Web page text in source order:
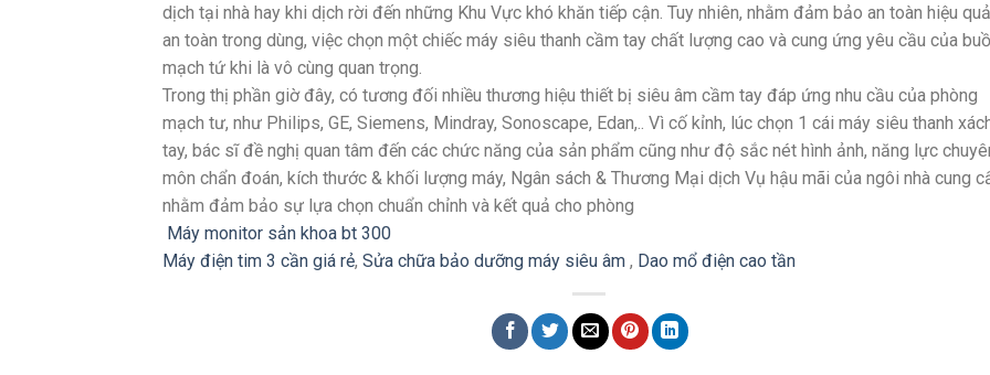
dịch tại nhà hay khi dịch rời đến những Khu Vực khó khăn tiếp cận. Tuy nhiên, nhằm đảm bảo an toàn hiệu
an toàn trong dùng, việc chọn một chiếc máy siêu thanh cầm tay chất lượng cao và cung ứng yêu cầu của
mạch tứ khi là vô cùng quan trọng.
Trong thị phần giờ đây, có tương đối nhiều thương hiệu thiết bị siêu âm cầm tay đáp ứng nhu cầu của phòng
mạch tư, như Philips, GE, Siemens, Mindray, Sonoscape, Edan,.. Vì cố kỉnh, lúc chọn 1 cái máy siêu thanh
tay, bác sĩ đề nghị quan tâm đến các chức năng của sản phẩm cũng như độ sắc nét hình ảnh, năng lực
môn chẩn đoán, kích thước & khối lượng máy, Ngân sách & Thương Mại dịch Vụ hậu mãi của ngôi nhà cung
nhằm đảm bảo sự lựa chọn chuẩn chỉnh và kết quả cho phòng
Máy monitor sản khoa bt 300
Máy điện tim 3 cần giá rẻ, Sửa chữa bảo dưỡng máy siêu âm , Dao mổ điện cao tần